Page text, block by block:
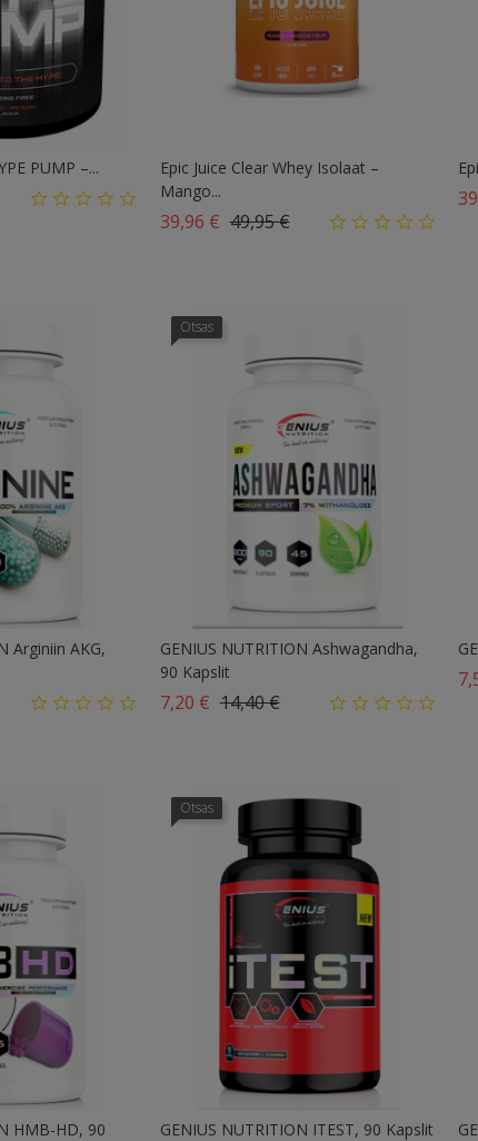
PUMP –...
Epic Juice Clear Whey Isolaat –
Mango...
39,96 € Tavahind
49,95 €Hind
Arginiin AKG,
Otsas
GENIUS NUTRITION Ashwagandha,
90 Kapslit
7,20 € Tavahind
14,40 €Hind
HMB-HD, 90
Otsas
GENIUS NUTRITION ITEST, 90 Kapslit